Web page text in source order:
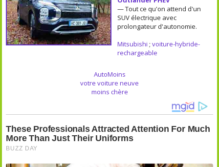
— Tout ce qu'on attend d'un
SUV électrique avec
prolongateur d'autonomie.
Mitsubishi ; voiture-hybride-
rechargeable
AutoMoins
votre voiture neuve
moins chère